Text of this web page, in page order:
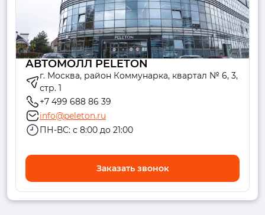
АВТОМОЛЛ PELETON
г. Москва, район Коммунарка, квартал № 6, 3,
стр. 1
+7 499 688 86 39
info@peleton.ru
ПН-ВС: с 8:00 до 21:00
Заказать звонок